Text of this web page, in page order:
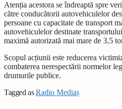
Atenția acestora se îndreaptă spre
către conducătorii autovehiculelor
persoane cu capacitate de transport
autovehiculelor destinate
maximă autorizată mai mare de 3,5
Scopul acțiunii este reducerea
combaterea nerespectării normelor
drumurile publice.
Tagged asRadio Mediaș